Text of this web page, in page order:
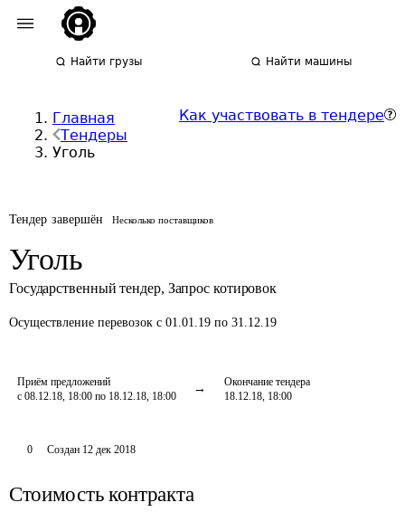
Найти грузы Найти машины
Главная
Тендеры
Уголь
Как участвовать в тендере
Тендер завершён Несколько поставщиков
Уголь
Государственный тендер, Запрос котировок
Осуществление перевозок с 01.01.19 по 31.12.19
Приём предложений
с 08.12.18, 18:00 по 18.12.18, 18:00
Окончание тендера
18.12.18, 18:00
0 Создан 12 дек 2018
Стоимость контракта